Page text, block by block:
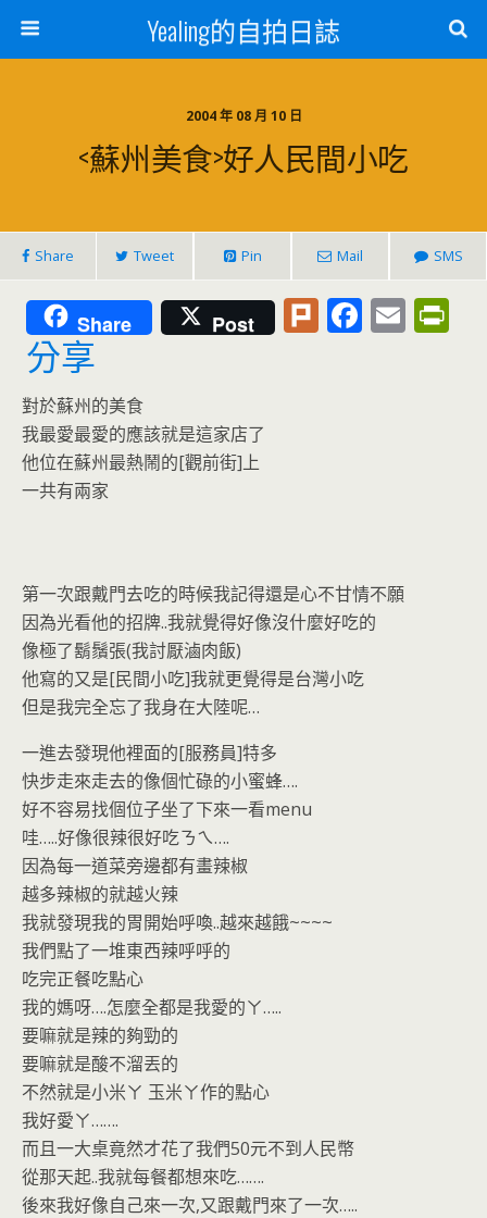
Yealing的自拍日誌
2004 年 08 月 10 日
<蘇州美食>好人民間小吃
Share Tweet Pin Mail SMS
Share Post Pl F E
分享
對於蘇州的美食
我最愛最愛的應該就是這家店了
他位在蘇州最熱鬧的[觀前街]上
一共有兩家
第一次跟戴門去吃的時候我記得還是心不甘情不願
因為光看他的招牌..我就覺得好像沒什麼好吃的
像極了鬍鬚張(我討厭滷肉飯)
他寫的又是[民間小吃]我就更覺得是台灣小吃
但是我完全忘了我身在大陸呢…
一進去發現他裡面的[服務員]特多
快步走來走去的像個忙碌的小蜜蜂….
好不容易找個位子坐了下來一看menu
哇…..好像很辣很好吃ㄋㄟ….
因為每一道菜旁邊都有畫辣椒
越多辣椒的就越火辣
我就發現我的胃開始呼喚..越來越餓~~~~
我們點了一堆東西辣呼呼的
吃完正餐吃點心
我的媽呀….怎麼全都是我愛的ㄚ…..
要嘛就是辣的夠勁的
要嘛就是酸不溜丟的
不然就是小米ㄚ 玉米ㄚ作的點心
我好愛ㄚ…….
而且一大桌竟然才花了我們50元不到人民幣
從那天起..我就每餐都想來吃…….
後來我好像自己來一次,又跟戴門來了一次…..